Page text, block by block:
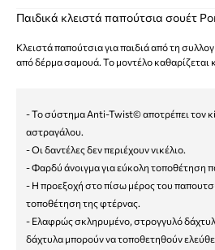
Παιδικά κλειστά παπούτσια σουέτ
Κλειστά παπούτσια για παιδιά από τη
από δέρμα σαμουά. Το μοντέλο καθαρίζεται
- Το σύστημα Anti-Twist© αποτρέπει τον
αστραγάλου.
- Οι δαντέλες δεν περιέχουν νικέλιο.
- Φαρδύ άνοιγμα για εύκολη τοποθέτηση
- Η προεξοχή στο πίσω μέρος του
τοποθέτηση της φτέρνας.
- Ελαφρώς σκληρυμένο, στρογγυλό
δάχτυλα μπορούν να τοποθετηθούν